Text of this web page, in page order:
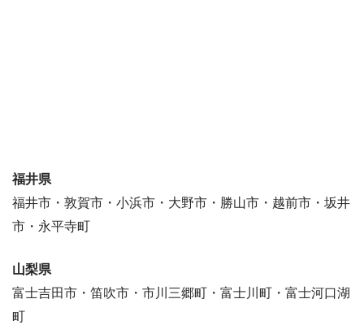
福井県
福井市・敦賀市・小浜市・大野市・勝山市・越前市・坂井
市・永平寺町
山梨県
富士吉田市・笛吹市・市川三郷町・富士川町・富士河口湖
町